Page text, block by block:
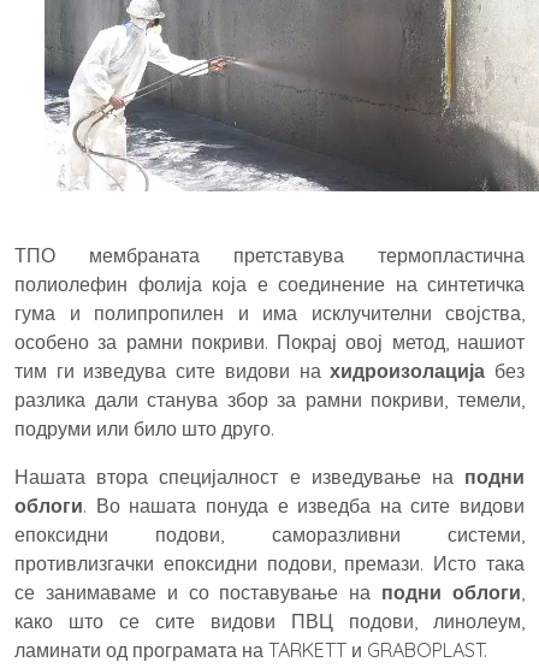
ТПО мембраната претставува термопластична
полиолефин фолија која е соединение на синтетичка
гума и полипропилен и има исклучителни својства,
особено за рамни покриви. Покрај овој метод, нашиот
тим ги изведува сите видови нахидроизолација без
разлика дали станува збор за рамни покриви, темели,
подруми или било што друго.
Нашата втора специјалност е изведување на подни
облоги. Во нашата понуда е изведба на сите видови
епоксидни подови, саморазливни системи,
противлизгачки епоксидни подови, премази. Исто така
се занимаваме и со поставување на подни облоги
како што се сите видови ПВЦ подови, линолеум,
ламинати од програмата на TARKETT и GRABOPLAST.